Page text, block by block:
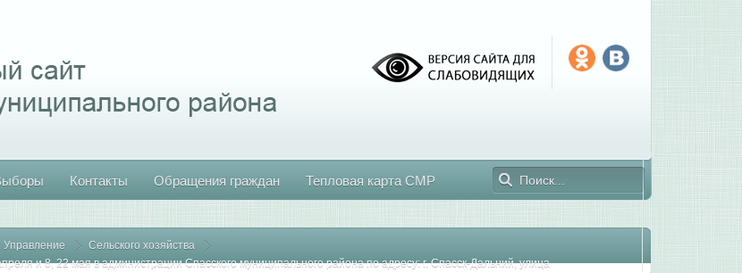
Контакты Обращения граждан Тепловая карта СМР
Главная
Управление
Сельского хозяйства
и 8, 22 мая в администрации Спасского муниципального района по адресу: г. Спасск-Дальний, улица